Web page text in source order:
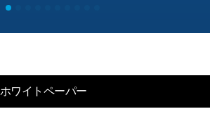
ホワイトペーパー